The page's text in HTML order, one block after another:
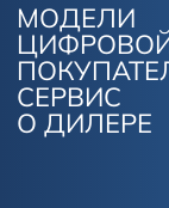
МОДЕЛИ
СЕРВИС
О ДИЛЕРЕ